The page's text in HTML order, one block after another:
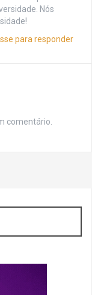
Nós
para responder
comentário.